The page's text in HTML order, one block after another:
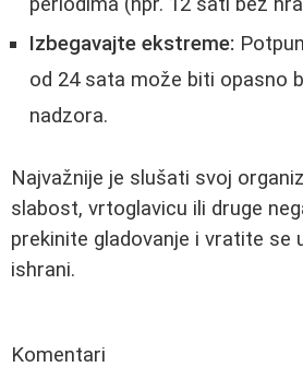
Izbegavajte ekstreme:
od 24 sata može biti opasno
nadzora.
Najvažnije je slušati svoj
slabost, vrtoglavicu ili druge
prekinite gladovanje i vratite se
ishrani.
Komentari